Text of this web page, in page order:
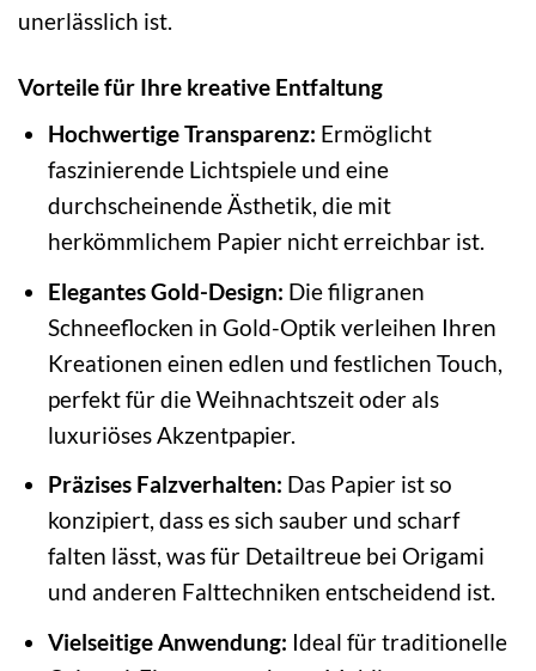
unerlässlich ist.
Vorteile für Ihre kreative Entfaltung
Hochwertige Transparenz: Ermöglicht
faszinierende Lichtspiele und eine
durchscheinende Ästhetik, die mit
herkömmlichem Papier nicht erreichbar ist.
Elegantes Gold-Design: Die filigranen
Schneeflocken in Gold-Optik verleihen Ihren
Kreationen einen edlen und festlichen Touch,
perfekt für die Weihnachtszeit oder als
luxuriöses Akzentpapier.
Präzises Falzverhalten: Das Papier ist so
konzipiert, dass es sich sauber und scharf
falten lässt, was für Detailtreue bei Origami
und anderen Falttechniken entscheidend ist.
Vielseitige Anwendung: Ideal für traditionelle